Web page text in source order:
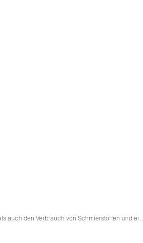
auch den Verbrauch von Schmierstoffen und er...